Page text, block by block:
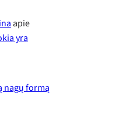
apie
yra
nagų formą